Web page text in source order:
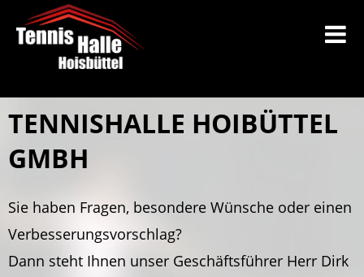
TENNISHALLE HOIBÜTTEL
GMBH
Sie haben Fragen, besondere Wünsche oder einen
Verbesserungsvorschlag?
Dann steht Ihnen unser Geschäftsführer Herr Dirk